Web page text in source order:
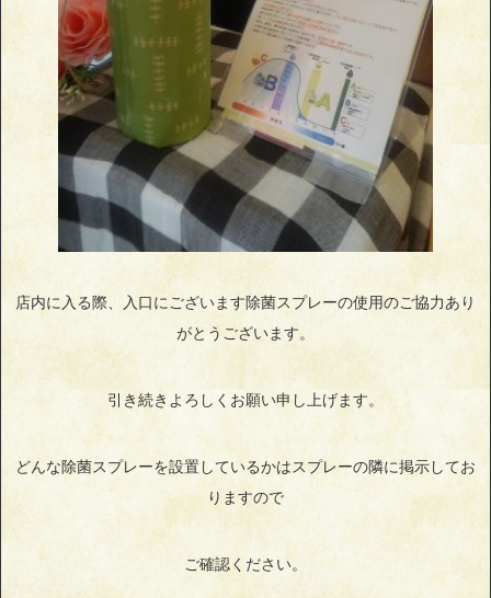
店内に入る際、入口にございます除菌スプレーの使用のご協力あり
がとうございます。
引き続きよろしくお願い申し上げます。
どんな除菌スプレーを設置しているかはスプレーの隣に掲示してお
りますので
ご確認ください。